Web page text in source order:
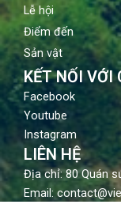
Lễ hội
Điểm đến
Sản vật
KẾT NỐI VỚI
Facebook
Youtube
Instagram
LIÊN HỆ
Địa chỉ: 80 Quán
Email: